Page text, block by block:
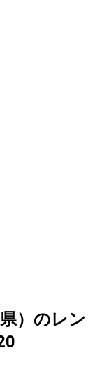
）のレン